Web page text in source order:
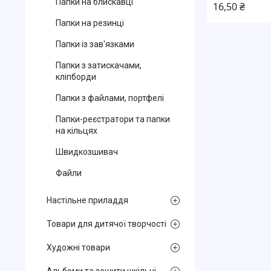
16,50 ₴
Папки на резинці
Папки із зав'язками
Папки з затискачами,
кліпборди
Папки з файлами, портфелі
Папки-реєстратори та папки
на кільцях
Швидкозшивач
Файли
Настільне приладдя
Товари для дитячої творчості
Художні товари